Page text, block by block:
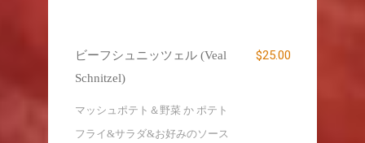
ビーフシュニッツェル (Veal
Schnitzel)
マッシュポテト＆野菜 か ポテト
フライ&サラダ&お好みのソース
$25.00